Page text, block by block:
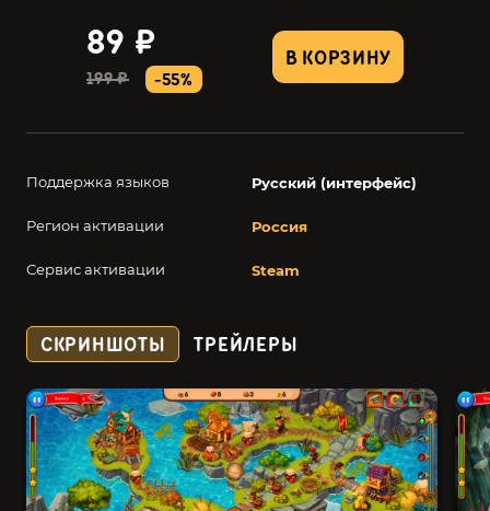
В КОРЗИНУ
89 ₽
199 ₽ -55%
Поддержка языков Русский (интерфейс)
Регион активации Россия
Сервис активации Steam
СКРИНШОТЫ ТРЕЙЛЕРЫ